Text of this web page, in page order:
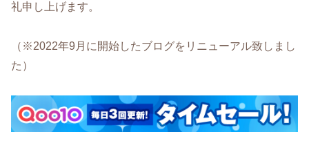
礼申し上げます。
（※2022年9月に開始したブログをリニューアル致しまし
た）